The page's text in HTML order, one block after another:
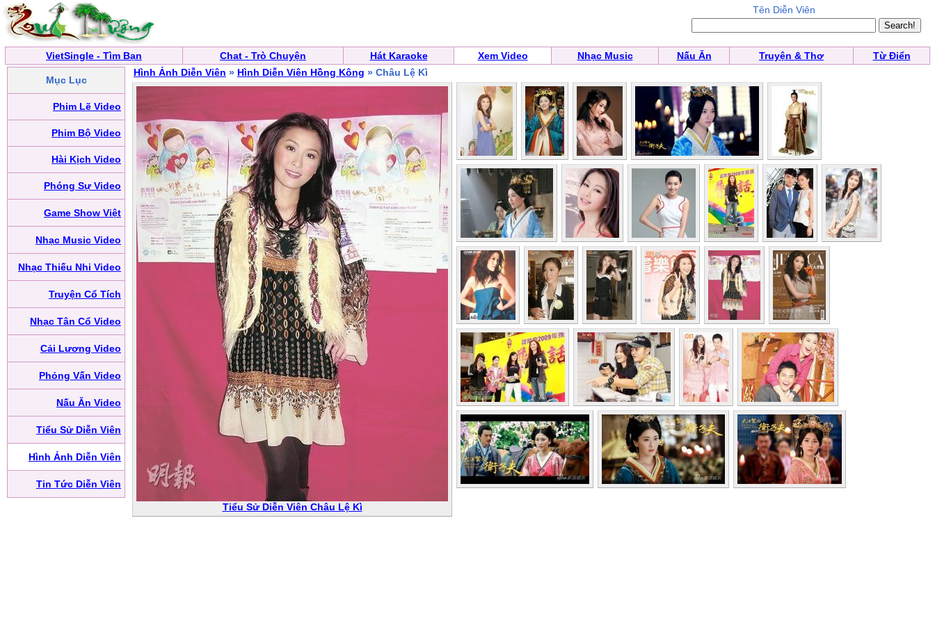
Tên Diễn Viên
VietSingle - Tìm Bạn Chat - Trò Chuyện Hát Karaoke Xem Video Nhạc Music Nấu Ăn Truyện & Thơ Từ Điển
Mục Lục
Phim Lẽ Video
Phim Bộ Video
Hài Kịch Video
Phóng Sự Video
Game Show Việt
Nhạc Music Video
Nhạc Thiếu Nhi Video
Truyện Cổ Tích
Nhạc Tân Cổ Video
Cải Lương Video
Phỏng Vấn Video
Nấu Ăn Video
Tiểu Sử Diễn Viên
Hình Ảnh Diễn Viên
Tin Tức Diễn Viên
Hình Ảnh Diễn Viên » Hình Diễn Viên Hồng Kông » Châu Lệ Kì
Tiểu Sử Diễn Viên Châu Lệ Kì